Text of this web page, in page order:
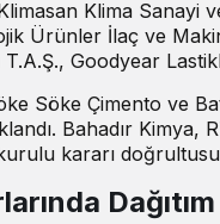
Klima Sanayi
Ürünler İlaç ve
Goodyear
Söke Çimento ve
Bahadır
kararı